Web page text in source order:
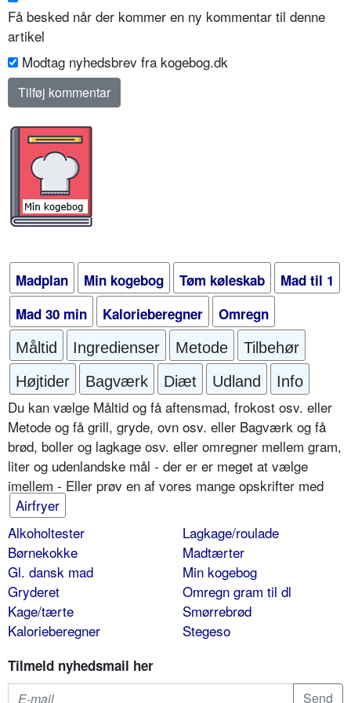
Få besked når der kommer en ny kommentar til denne
artikel
Modtag nyhedsbrev fra kogebog.dk
Madplan Min kogebog Tøm køleskab
Mad til 1
Mad 30 min
Kalorieberegner Omregn
Måltid Ingredienser Metode
Tilbehør
Højtider
Bagværk Diæt Udland Info
Du kan vælge Måltid og få aftensmad, frokost osv. eller
Metode og få grill, gryde, ovn osv. eller Bagværk og få
brød, boller og lagkage osv. eller omregner mellem gram,
liter og udenlandske mål - der er er meget at vælge
imellem - Eller prøv en af vores mange opskrifter med
Airfryer
Alkoholtester
Børnekokke
Gl. dansk mad
Gryderet
Kage/tærte
Kalorieberegner
Lagkage/roulade
Madtærter
Min kogebog
Omregn gram til dl
Smørrebrød
Stegeso
Tilmeld nyhedsmail her